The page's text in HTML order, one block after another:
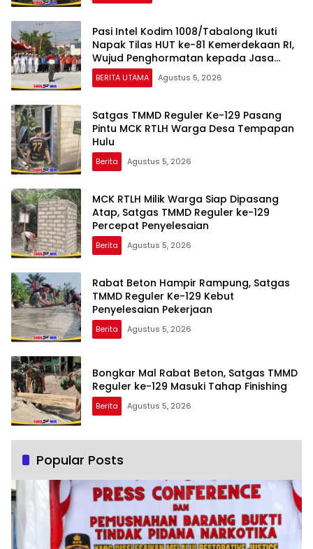
Pasi Intel Kodim 1008/Tabalong Ikuti
Napak Tilas HUT ke-81 Kemerdekaan RI,
Wujud Penghormatan kepada Jasa
Pahlawan
BERITA UTAMA Agustus 5, 2026
Satgas TMMD Reguler Ke-129 Pasang
Pintu MCK RTLH Warga Desa Tempapan
Hulu
Berita Agustus 5, 2026
MCK RTLH Milik Warga Siap Dipasang
Atap, Satgas TMMD Reguler ke-129
Percepat Penyelesaian
Berita Agustus 5, 2026
Rabat Beton Hampir Rampung, Satgas
TMMD Reguler Ke-129 Kebut
Penyelesaian Pekerjaan
Berita Agustus 5, 2026
Bongkar Mal Rabat Beton, Satgas TMMD
Reguler ke-129 Masuki Tahap Finishing
Berita Agustus 5, 2026
Popular Posts